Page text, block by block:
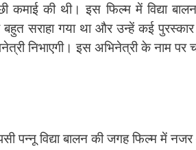
की थी। इस फिल्म में विद्या
बहुत सराहा गया था और उन्हें कई
निभाएगी। इस अभिनेत्री के नाम पर
विद्या बालन की जगह फिल्म में